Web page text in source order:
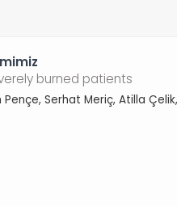
burned patients
Serhat Meriç, Atilla